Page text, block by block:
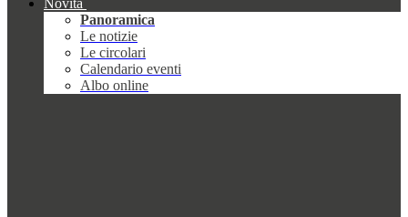
Novità
Panoramica
Le notizie
Le circolari
Calendario eventi
Albo online